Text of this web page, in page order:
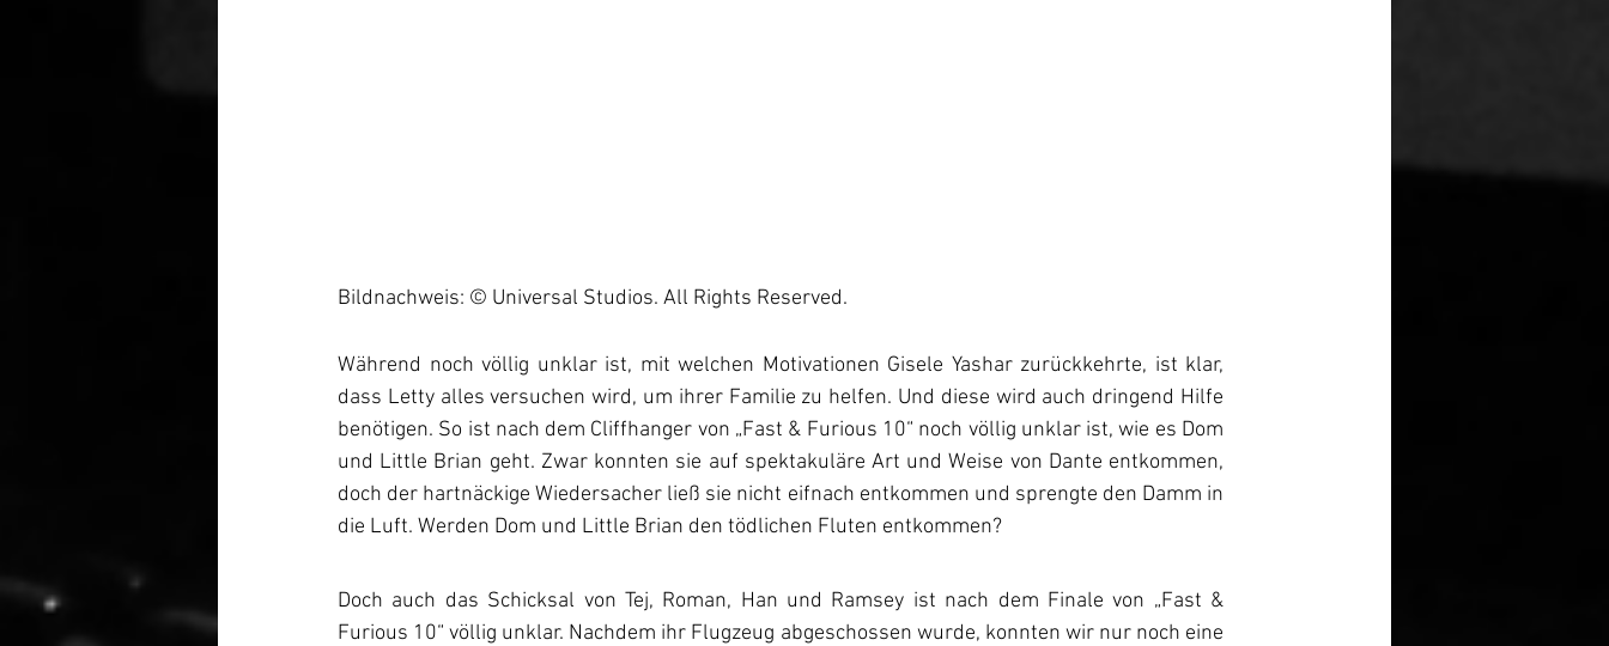
Bildnachweis: © Universal Studios. All Rights Reserved.
Während noch völlig unklar ist, mit welchen Motivationen Gisele Yashar zurückkehrte, ist klar,
dass Letty alles versuchen wird, um ihrer Familie zu helfen. Und diese wird auch dringend Hilfe
benötigen. So ist nach dem Cliffhanger von „Fast & Furious 10“ noch völlig unklar ist, wie es Dom
und Little Brian geht. Zwar konnten sie auf spektakuläre Art und Weise von Dante entkommen,
doch der hartnäckige Wiedersacher ließ sie nicht eifnach entkommen und sprengte den Damm in
die Luft. Werden Dom und Little Brian den tödlichen Fluten entkommen?
Doch auch das Schicksal von Tej, Roman, Han und Ramsey ist nach dem Finale von „Fast &
Furious 10“ völlig unklar. Nachdem ihr Flugzeug abgeschossen wurde, konnten wir nur noch eine